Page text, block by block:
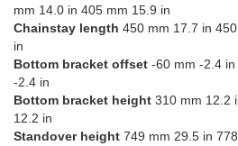
mm 14.0 in 405 mm 15.9 in
Chainstay length 450 mm 17.7 in
in
Bottom bracket offset -60 mm -2.4
-2.4 in
Bottom bracket height 310 mm 12.2
12.2 in
Standover height 749 mm 29.5 in